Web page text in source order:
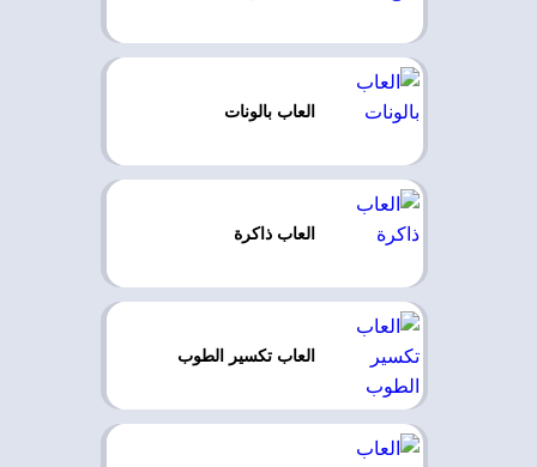
العاب بالونات
العاب ذاكرة
العاب تكسير الطوب